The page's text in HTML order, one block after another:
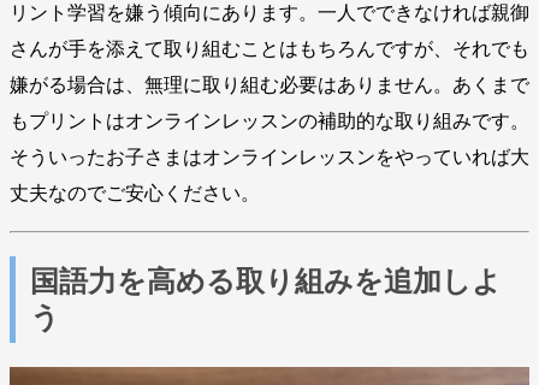
リント学習を嫌う傾向にあります。一人でできなければ親御
さんが手を添えて取り組むことはもちろんですが、それでも
嫌がる場合は、無理に取り組む必要はありません。あくまで
もプリントはオンラインレッスンの補助的な取り組みです。
そういったお子さまはオンラインレッスンをやっていれば大
丈夫なのでご安心ください。
国語力を高める取り組みを追加しよ
う